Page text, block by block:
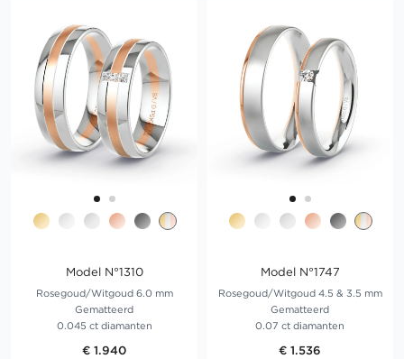
Model N°1310
Rosegoud/Witgoud 6.0 mm
Gematteerd
0.045 ct diamanten
€ 1.940
Model N°1747
Rosegoud/Witgoud 4.5 & 3.5 mm
Gematteerd
0.07 ct diamanten
€ 1.536